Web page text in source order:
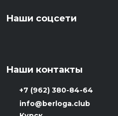
Наши соцсети
Наши контакты
+7 (962) 380-84-64
info@berloga.club